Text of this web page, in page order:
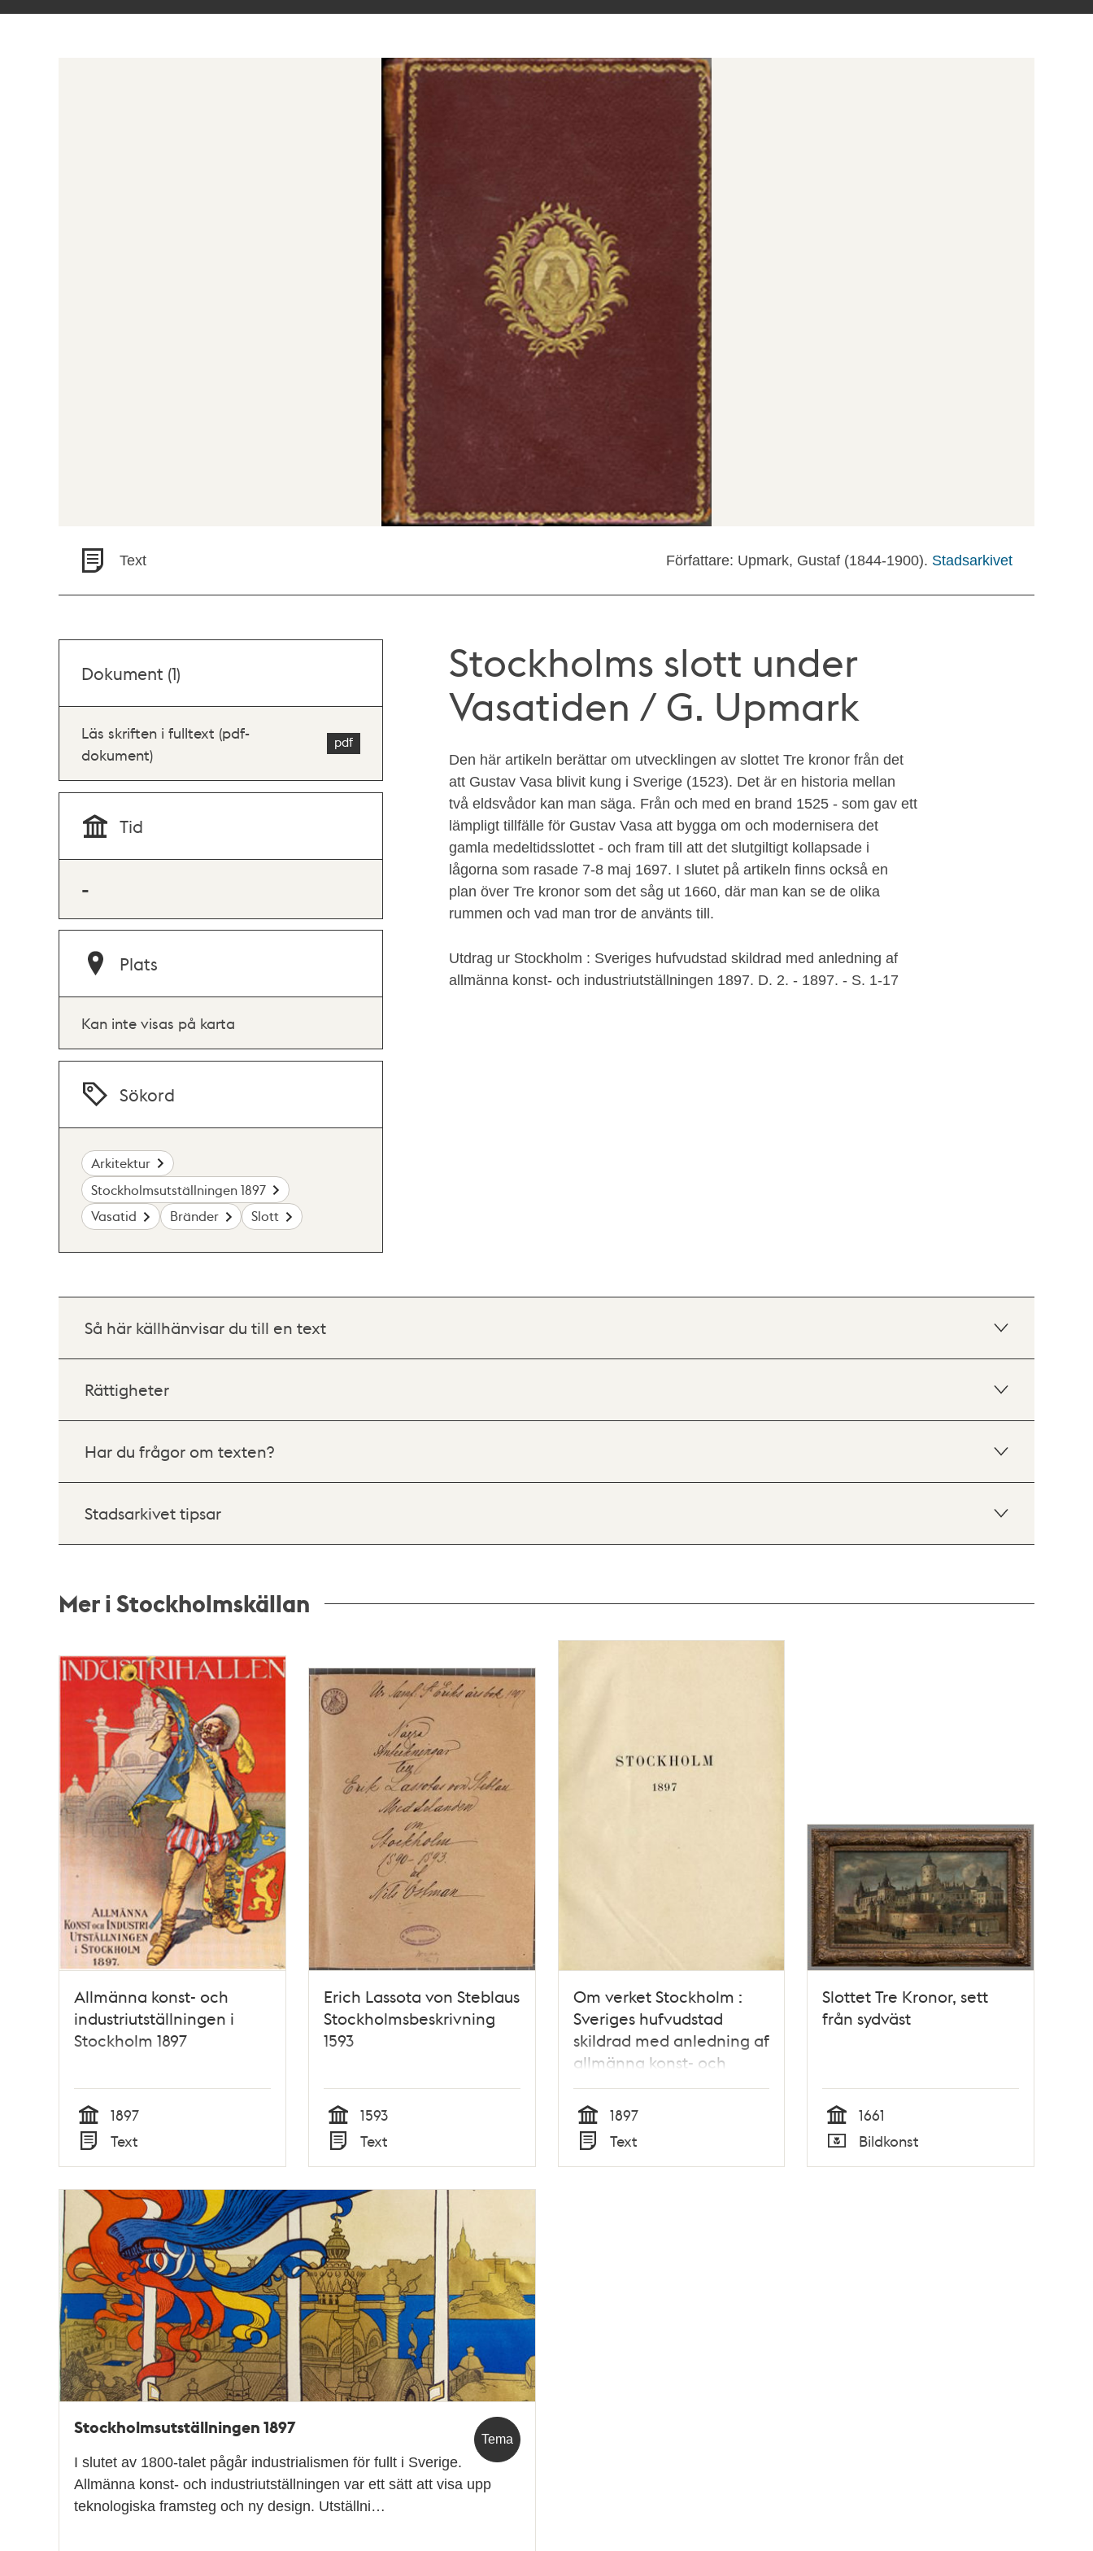
Text Författare: Upmark, Gustaf (1844-1900). Stadsarkivet
Stockholms slott under
Vasatiden / G. Upmark
Den här artikeln berättar om utvecklingen av slottet Tre kronor från det
att Gustav Vasa blivit kung i Sverige (1523). Det är en historia mellan
två eldsvådor kan man säga. Från och med en brand 1525 - som gav ett
lämpligt tillfälle för Gustav Vasa att bygga om och modernisera det
gamla medeltidsslottet - och fram till att det slutgiltigt kollapsade i
lågorna som rasade 7-8 maj 1697. I slutet på artikeln finns också en
plan över Tre kronor som det såg ut 1660, där man kan se de olika
rummen och vad man tror de använts till.
Utdrag ur Stockholm : Sveriges hufvudstad skildrad med anledning af
allmänna konst- och industriutställningen 1897. D. 2. - 1897. - S. 1-17
Dokument (1)
Läs skriften i fulltext (pdf-
dokument)
Tid
-
Plats
Kan inte visas på karta
Sökord
Arkitektur
Stockholmsutställningen 1897
Vasatid
Bränder Slott
Så här källhänvisar du till en text
Rättigheter
Har du frågor om texten?
Stadsarkivet tipsar
Mer i Stockholmskällan
poster
teman
Allmänna konst- och
industriutställningen i
Stockholm 1897
Tid
1897
Typ
Text
Erich Lassota von Steblaus
Stockholmsbeskrivning
1593
Tid
1593
Typ
Text
Om verket Stockholm :
Sveriges hufvudstad
skildrad med anledning af
allmänna konst- och
industriutställningen 1897
Tid
1897
Typ
Text
Slottet Tre Kronor, sett
från sydväst
Tid
1661
Typ
Bildkonst
Tema
Stockholmsutställningen 1897
I slutet av 1800-talet pågår industrialismen för fullt i Sverige.
Allmänna konst- och industriutställningen var ett sätt att visa upp
teknologiska framsteg och ny design. Utställni…